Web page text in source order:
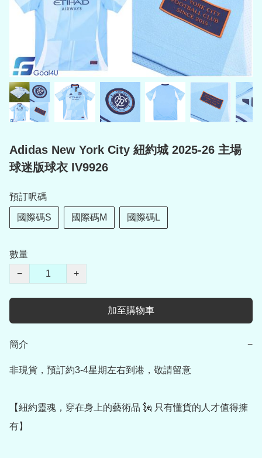
Adidas New York City 紐約城 2025-26 主場
球迷版球衣 IV9926
預訂呎碼
國際碼S 國際碼M 國際碼L
數量
−
+
加至購物車
簡介 −
非現貨，預訂約3-4星期左右到港，敬請留意
【紐約靈魂，穿在身上的藝術品 🗽 只有懂貨的人才值得擁
有】